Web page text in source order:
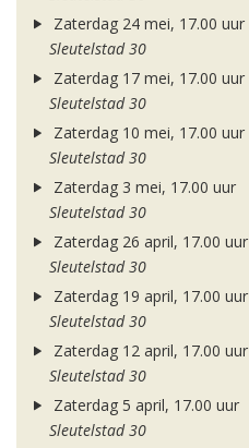
Zaterdag 24 mei, 17.00 uur
Sleutelstad 30
Zaterdag 17 mei, 17.00 uur
Sleutelstad 30
Zaterdag 10 mei, 17.00 uur
Sleutelstad 30
Zaterdag 3 mei, 17.00 uur
Sleutelstad 30
Zaterdag 26 april, 17.00 uur
Sleutelstad 30
Zaterdag 19 april, 17.00 uur
Sleutelstad 30
Zaterdag 12 april, 17.00 uur
Sleutelstad 30
Zaterdag 5 april, 17.00 uur
Sleutelstad 30